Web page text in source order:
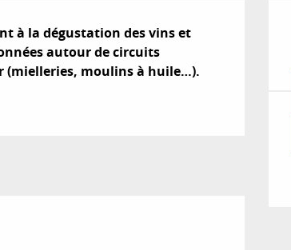
à la dégustation des vins et
autour de circuits
(mielleries, moulins à huile…).